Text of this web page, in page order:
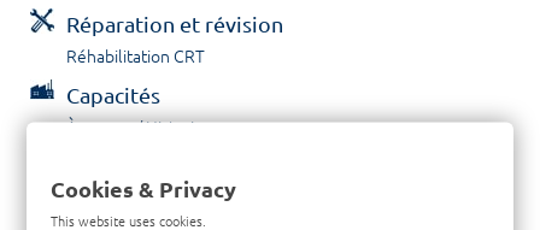
Réparation et révision
Réhabilitation CRT
Capacités
À propos / Historique
Contactez nous
Cookies & Privacy
This website uses cookies.